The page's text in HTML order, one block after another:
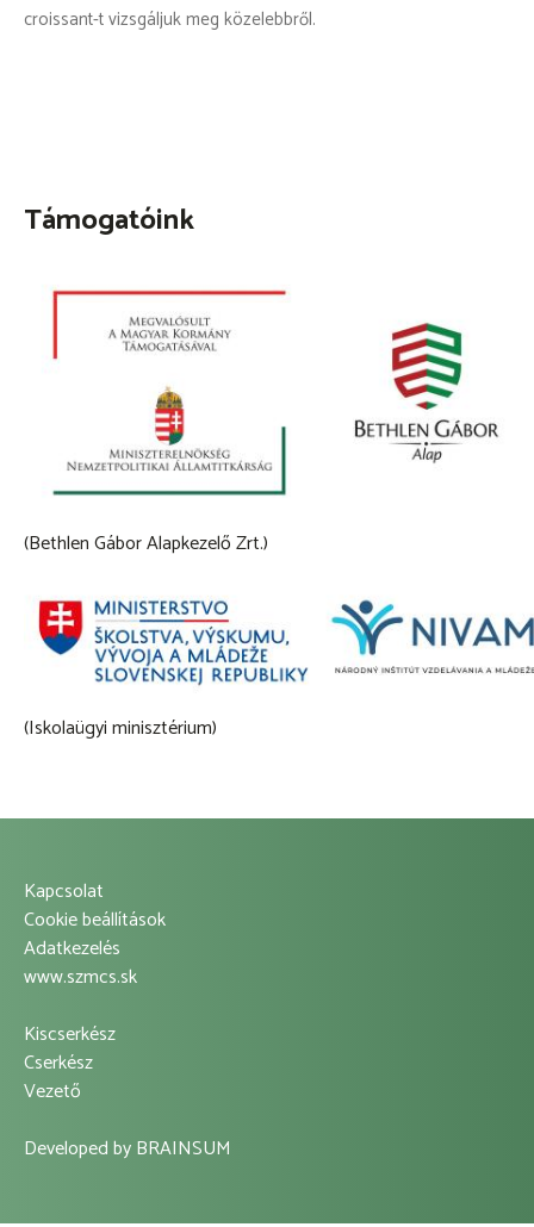
croissant-t vizsgáljuk meg közelebbről.
Támogatóink
(Bethlen Gábor Alapkezelő Zrt.)
(Iskolaügyi minisztérium)
Footer
Left
Kapcsolat
Cookie beállítások
Adatkezelés
www.szmcs.sk
Footer
Center
Menu
Kiscserkész
Cserkész
Vezető
Developed byBRAINSUM